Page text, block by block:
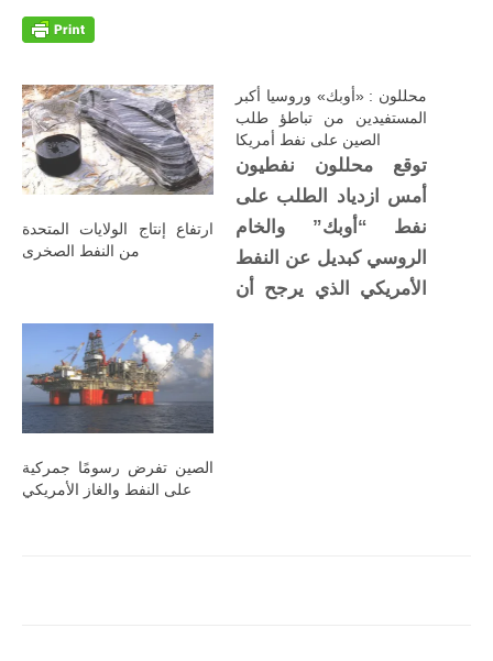
ارتفاع إنتاج الولايات المتحدة
من النفط الصخرى
محللون : «أوبك» وروسيا أكبر
المستفيدين من تباطؤ طلب
الصين على نفط أمريكا
توقع محللون نفطيون
أمس ازدياد الطلب على
نفط “أوبك” والخام
الروسي كبديل عن النفط
الأمريكي الذي يرجح أن
الصين تفرض رسومًا جمركية
على النفط والغاز الأمريكي